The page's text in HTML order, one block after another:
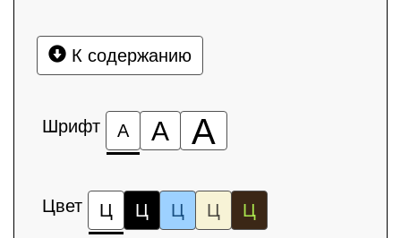
К содержанию
Шрифт А А А
Цвет Ц Ц Ц Ц Ц